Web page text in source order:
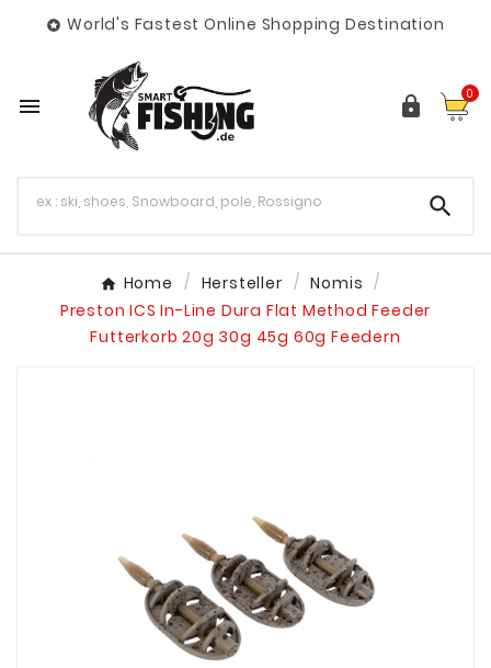
 World's Fastest Online Shopping Destination
  0

Home Hersteller
Nomis
Preston ICS In-Line Dura Flat Method Feeder
Futterkorb 20g 30g 45g 60g Feedern